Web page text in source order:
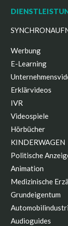
Werbung
E-Learning
Erklärvideos
IVR
Videospiele
Hörbücher
KINDERWAGEN
Politische
Animation
Medizinische
Grundeigentum
Audioguides